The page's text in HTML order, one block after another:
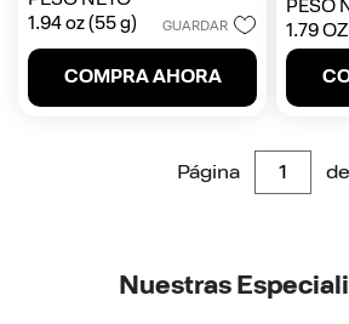
5
estrellas.
1.94 oz (55 g)
GUARDAR
COMPRA AHORA
de
5
PESO
1.79 OZ
Página de
Nuestras